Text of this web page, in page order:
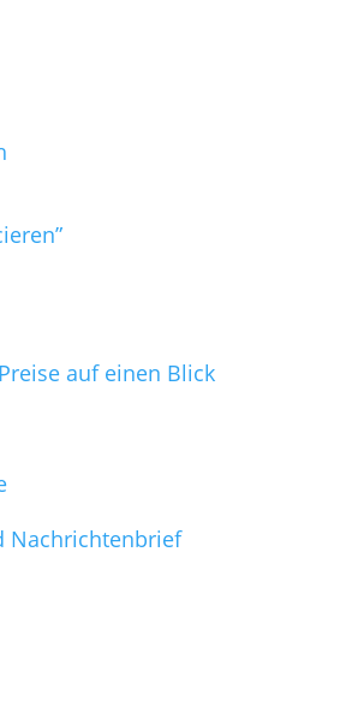
auf einen Blick
Nachrichtenbrief